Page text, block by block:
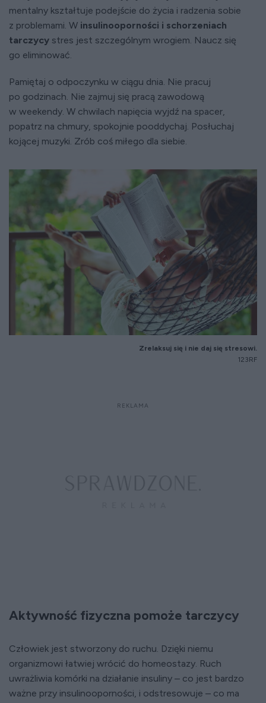
mentalny kształtuje podejście do życia i radzenia sobie
z problemami. W insulinooporności i schorzeniach
tarczycy stres jest szczególnym wrogiem. Naucz się
go eliminować.
Pamiętaj o odpoczynku w ciągu dnia. Nie pracuj
po godzinach. Nie zajmuj się pracą zawodową
w weekendy. W chwilach napięcia wyjdź na spacer,
popatrz na chmury, spokojnie pooddychaj. Posłuchaj
kojącej muzyki. Zrób coś miłego dla siebie.
Zrelaksuj się i nie daj się stresowi.
123RF
Aktywność fizyczna pomoże tarczycy
Człowiek jest stworzony do ruchu. Dzięki niemu
organizmowi łatwiej wrócić do homeostazy. Ruch
uwrażliwia komórki na działanie insuliny – co jest bardzo
ważne przy insulinooporności, i odstresowuje – co ma